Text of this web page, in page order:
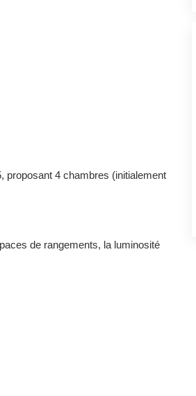
proposant 4 chambres (initialement
de rangements, la luminosité